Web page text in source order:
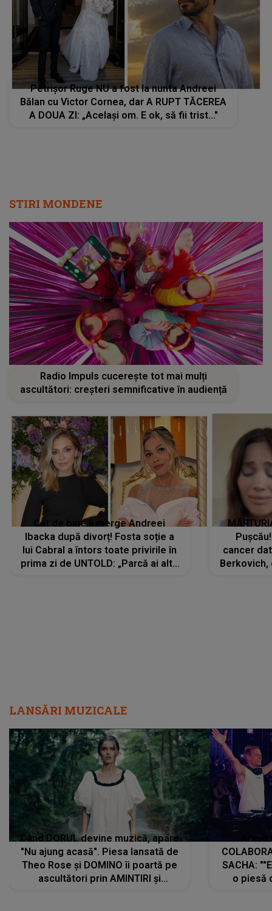
Petrișor Ruge NU a fost la nunta Andreei
Bălan cu Victor Cornea, dar A RUPT TĂCEREA
A DOUA ZI: „Același om. E ok, să fii trist..."
STIRI MONDENE
Radio Impuls cucerește tot mai mulți
ascultători: creșteri semnificative în audiență
Cât de bine îi merge Andreei
Ibacka după divorț! Fosta soție a
lui Cabral a întors toate privirile în
prima zi de UNTOLD: „Parcă ai altă
cancer
LANSĂRI MUZICALE
Când DORUL devine muzică, apare
"Nu ajung acasă". Piesa lansată de
Theo Rose și DOMINO îi poartă pe
ascultători prin AMINTIRI și
SACHA:
o piesă